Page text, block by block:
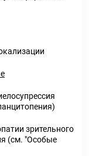
зрительного
(см. "Особые